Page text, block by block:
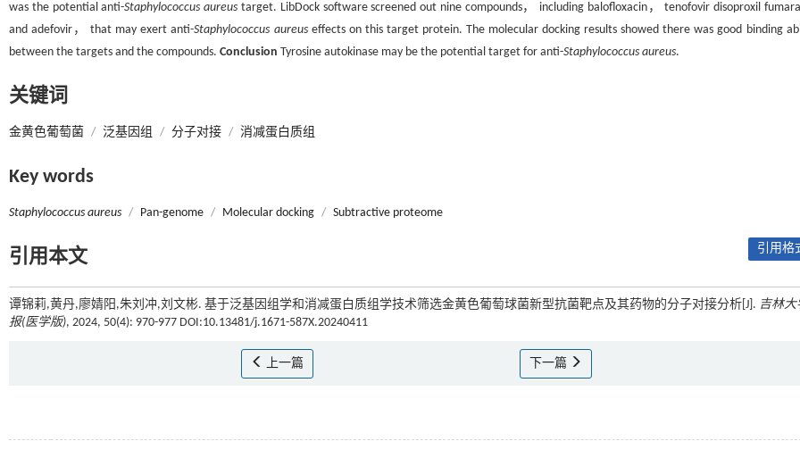
was the potential anti-Staphylococcus aureus target. LibDock software screened out nine compounds， including balofloxacin， tenofovir disoproxil
and adefovir， that may exert anti-Staphylococcus aureuseffects on this target protein. The molecular docking results showed there was good binding
between the targets and the compounds. Conclusion Tyrosine autokinase may be the potential target for anti-Staphylococcus aureus.
关键词
金黄色葡萄菌 / 泛基因组 / 分子对接 / 消减蛋白质组
Key words
Staphylococcus aureus / Pan-genome / Molecular docking / Subtractive proteome
引用本文 引用格
谭锦莉,黄丹,廖婧阳,朱刘冲,刘文彬. 基于泛基因组学和消减蛋白质组学技术筛选金黄色葡萄球菌新型抗菌靶点及其药物的分子对接分析[J]. 吉林大
报(医学版), 2024, 50(4): 970-977 DOI:10.13481/j.1671-587X.20240411
上一篇 下一篇